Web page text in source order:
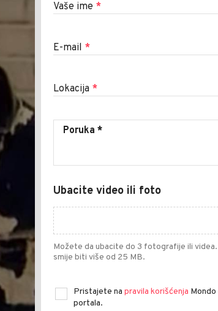
Vaše ime *
E-mail *
Lokacija *
Ubacite video ili foto
Možete da ubacite do 3 fotografije ili
smije biti više od 25 MB.
Pristajete na pravila korišćenja Mondo
portala.